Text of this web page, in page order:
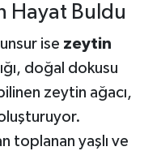
Hayat Buldu
ise zeytin
doğal dokusu
zeytin ağacı,
toplanan yaşlı ve